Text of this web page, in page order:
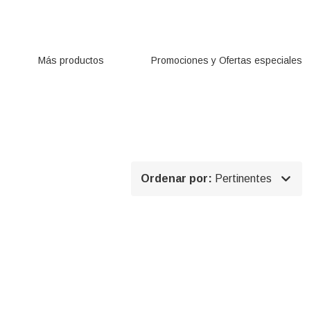
Más productos Promociones y Ofertas especiales
Ordenar por: Pertinentes 